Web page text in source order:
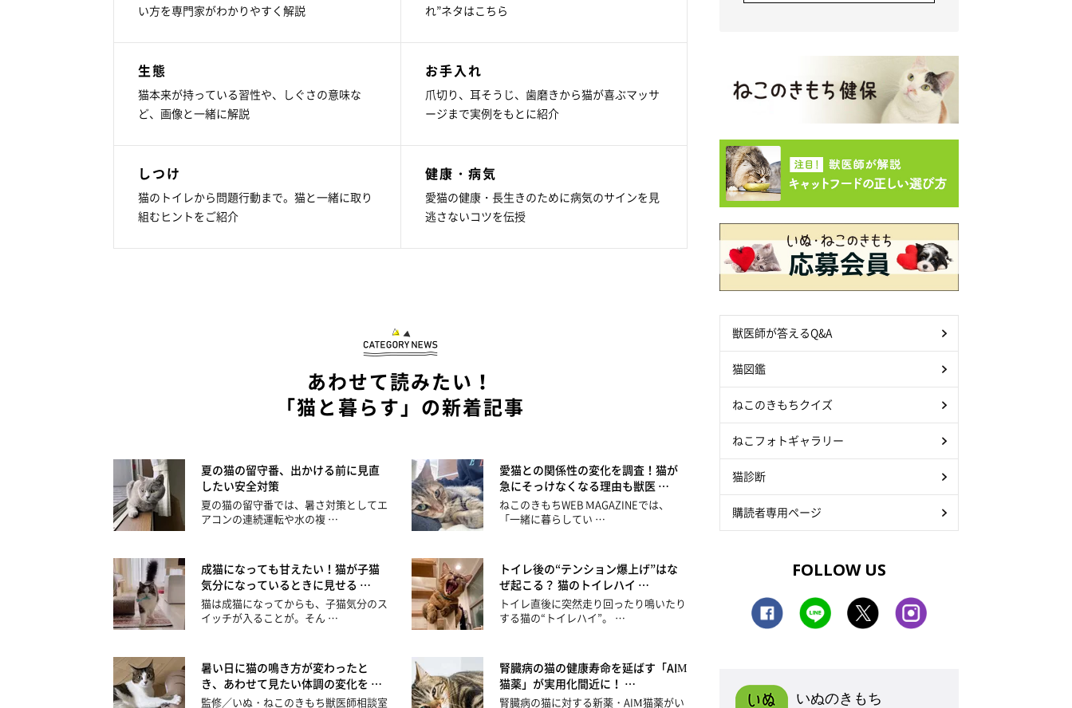
い方を専門家がわかりやすく解説
れ”ネタはこちら
生態
猫本来が持っている習性や、しぐさの意味な
ど、画像と一緒に解説
お手入れ
爪切り、耳そうじ、歯磨きから猫が喜ぶマッサ
ージまで実例をもとに紹介
しつけ
猫のトイレから問題行動まで。猫と一緒に取り
組むヒントをご紹介
健康・病気
愛猫の健康・長生きのために病気のサインを見
逃さないコツを伝授
あわせて読みたい！
「猫と暮らす」の新着記事
夏の猫の留守番、出かける前に見直
したい安全対策
夏の猫の留守番では、暑さ対策としてエ
アコンの連続運転や水の複 …
愛猫との関係性の変化を調査！猫が
急にそっけなくなる理由も獣医 …
ねこのきもちWEB MAGAZINEでは、
「一緒に暮らしてい …
成猫になっても甘えたい！猫が子猫
気分になっているときに見せる …
猫は成猫になってからも、子猫気分のス
イッチが入ることが。そん …
トイレ後の“テンション爆上げ”はな
ぜ起こる？ 猫のトイレハイ …
トイレ直後に突然走り回ったり鳴いたり
する猫の“トイレハイ”。 …
暑い日に猫の鳴き方が変わったと
き、あわせて見たい体調の変化を …
監修／いぬ・ねこのきもち獣医師相談室
腎臓病の猫の健康寿命を延ばす「AIM
猫薬」が実用化間近に！ …
腎臓病の猫に対する新薬・AIM猫薬がい
獣医師が答えるQ&A
猫図鑑
ねこのきもちクイズ
ねこフォトギャラリー
猫診断
購読者専用ページ
FOLLOW US
いぬのきもち